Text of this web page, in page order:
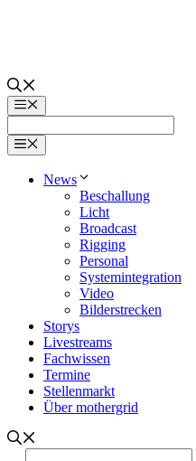
Menü
Menü
News
Beschallung
Licht
Broadcast
Rigging
Personal
Systemintegration
Video
Bilderstrecken
Storys
Livestreams
Fachwissen
Termine
Stellenmarkt
Über mothergrid